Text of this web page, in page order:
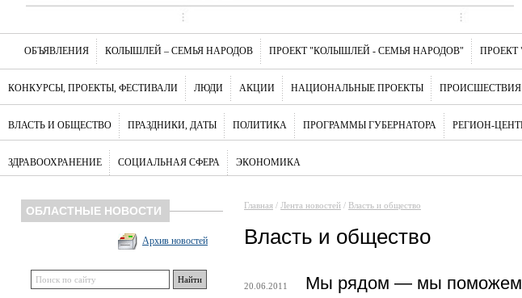
ОБЪЯВЛЕНИЯ КОЛЫШЛЕЙ – СЕМЬЯ НАРОДОВ ПРОЕКТ "КОЛЫШЛЕЙ - СЕМЬЯ НАРОДОВ" ПРОЕКТ
КОНКУРСЫ, ПРОЕКТЫ, ФЕСТИВАЛИ ЛЮДИ АКЦИИ НАЦИОНАЛЬНЫЕ ПРОЕКТЫ ПРОИСШЕСТВИЯ
ВЛАСТЬ И ОБЩЕСТВО ПРАЗДНИКИ, ДАТЫ ПОЛИТИКА ПРОГРАММЫ ГУБЕРНАТОРА РЕГИОН-
ЗДРАВООХРАНЕНИЕ СОЦИАЛЬНАЯ СФЕРА ЭКОНОМИКА
ОБЛАСТНЫЕ НОВОСТИ
Архив новостей
Главная / Лента новостей / Власть и общество
Власть и общество
20.06.2011 Мы рядом — мы